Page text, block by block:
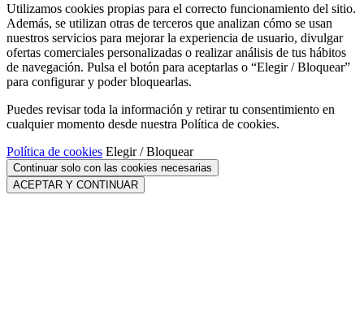
Utilizamos cookies propias para el correcto funcionamiento del sitio.
Además, se utilizan otras de terceros que analizan cómo se usan
nuestros servicios para mejorar la experiencia de usuario, divulgar
ofertas comerciales personalizadas o realizar análisis de tus hábitos
de navegación. Pulsa el botón para aceptarlas o “Elegir / Bloquear”
para configurar y poder bloquearlas.
Puedes revisar toda la información y retirar tu consentimiento en
cualquier momento desde nuestra Política de cookies.
Política de cookies Elegir / Bloquear
Continuar solo con las cookies necesarias
ACEPTAR Y CONTINUAR